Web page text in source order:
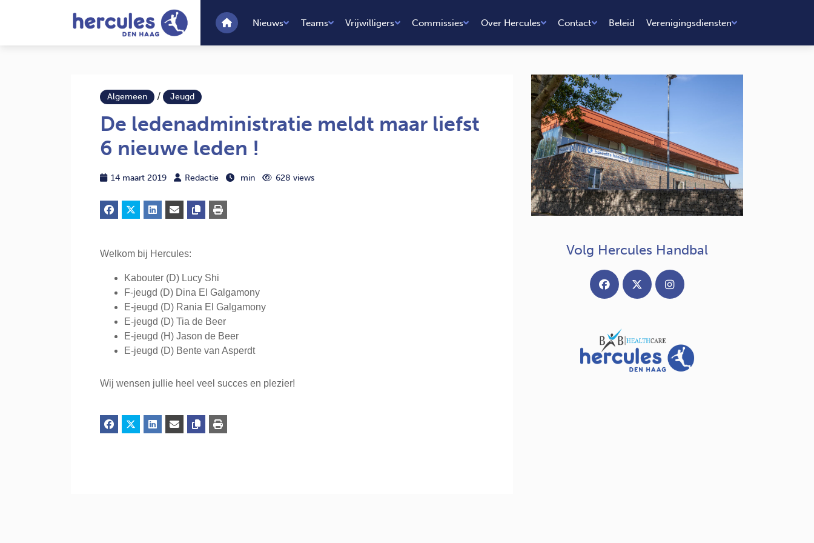
Nieuws Teams Vrijwilligers Commissies Over Hercules Contact Beleid Verenigingsdiensten
Algemeen / Jeugd
De ledenadministratie meldt maar liefst
6 nieuwe leden !
14 maart 2019 Redactie min 628 views
Welkom bij Hercules:
Kabouter (D) Lucy Shi
F-jeugd (D) Dina El Galgamony
E-jeugd (D) Rania El Galgamony
E-jeugd (D) Tia de Beer
E-jeugd (H) Jason de Beer
E-jeugd (D) Bente van Asperdt
Wij wensen jullie heel veel succes en plezier!
Volg Hercules Handbal